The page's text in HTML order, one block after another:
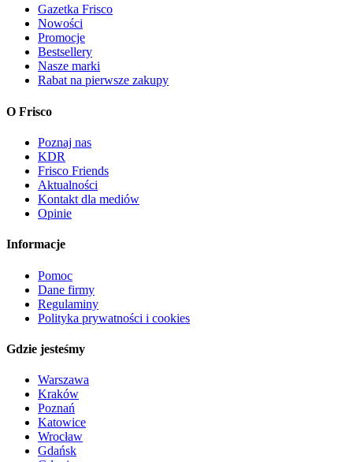
Gazetka Frisco
Nowości
Promocje
Bestsellery
Nasze marki
Rabat na pierwsze zakupy
O Frisco
Poznaj nas
KDR
Frisco Friends
Aktualności
Kontakt dla mediów
Opinie
Informacje
Pomoc
Dane firmy
Regulaminy
Polityka prywatności i cookies
Gdzie jesteśmy
Warszawa
Kraków
Poznań
Katowice
Wrocław
Gdańsk